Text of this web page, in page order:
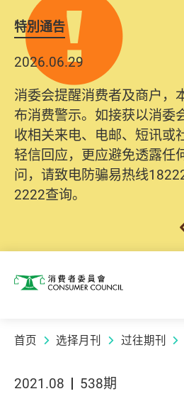
特別通告
2026.06.29
消委会提醒消费者及商户，
布消费警示。如接获以消委
收相关来电、电邮、短讯或
轻信回应，更应避免透露任
问，请致电防骗易热线
2222查询。
消费者委员会
首页 选择月刊 过往期刊
2021.08 538期